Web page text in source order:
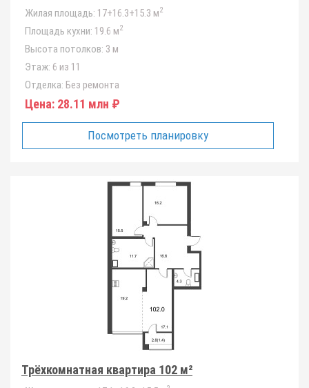
Жилая площадь: 17+16.3+15.3 м2
Площадь кухни: 19.6 м2
Высота потолков: 3 м
Этаж: 6 из 11
Отделка: Без ремонта
Цена: 28.11 млн ₽
Посмотреть планировку
Трёхкомнатная квартира 102 м²